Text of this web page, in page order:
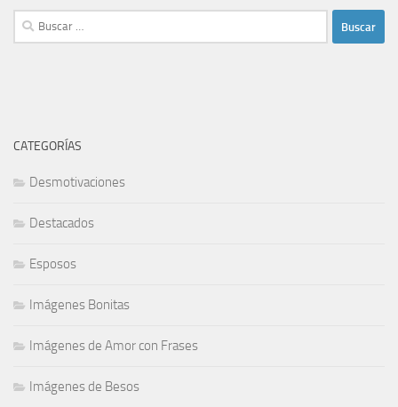
Buscar:
CATEGORÍAS
Desmotivaciones
Destacados
Esposos
Imágenes Bonitas
Imágenes de Amor con Frases
Imágenes de Besos